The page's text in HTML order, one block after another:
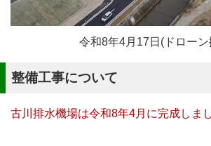
令和8年4月17日(ドロー
整備工事について
古川排水機場は令和8年4月に完成しまし